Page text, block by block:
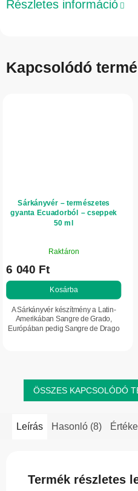
Részletes információ
Kapcsolódó
Sárkányvér – természetes
gyanta Ecuadorból – cseppek
50 ml
átlagos
értékelése
5-
ből
5,0
csillag.
Raktáron
6 040 Ft
Kosárba
A Sárkányvér készítmény a Latin-
Amerikában Sangre de Grado,
Európában pedig Sangre de Drago
ÖSSZES KAPCSOLÓDÓ
Leírás Hasonló (8)
Termék részletes